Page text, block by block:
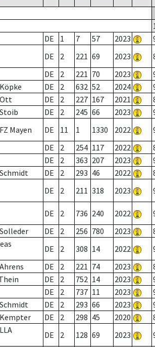
DE 1 7 57 2023
DE 2 221 69 2023
DE 2 221 70 2023
DE 2 632 52 2024
DE 2 227 167 2021
DE 2 245 66 2023
Mayen DE 11 1 1330 2022
DE 2 254 117 2022
DE 2 363 207 2023
DE 2 293 46 2022
DE 2 211 318 2023
DE 2 736 240 2022
DE 2 256 780 2023
DE 2 308 14 2022
DE 2 221 74 2023
DE 2 752 14 2023
DE 2 737 11 2023
DE 2 293 66 2023
DE 2 298 45 2020
DE 2 128 69 2023